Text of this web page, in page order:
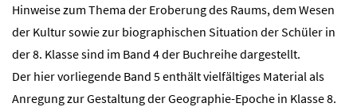
Hinweise zum Thema der Eroberung des Raums, dem Wesen
der Kultur sowie zur biographischen Situation der Schüler in
der 8. Klasse sind im Band 4 der Buchreihe dargestellt.
Der hier vorliegende Band 5 enthält vielfältiges Material als
Anregung zur Gestaltung der Geographie-Epoche in Klasse 8.